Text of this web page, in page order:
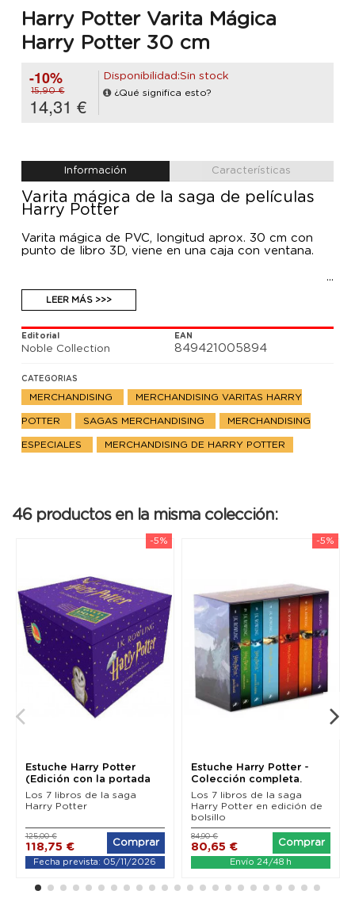
Harry Potter Varita Mágica
Harry Potter 30 cm
-10%
15,90 €
14,31 €
Disponibilidad:Sin stock
¿Qué significa esto?
Información Características
Varita mágica de la saga de películas
Harry Potter
Varita mágica de PVC, longitud aprox. 30 cm con
punto de libro 3D, viene en una caja con ventana.
LEER MÁS >>>
Editorial
Noble Collection
EAN
849421005894
CATEGORIAS
MERCHANDISING MERCHANDISING VARITAS HARRY
POTTER SAGAS MERCHANDISING MERCHANDISING
ESPECIALES MERCHANDISING DE HARRY POTTER
46 productos en la misma colección:
-5%
Estuche Harry Potter
(Edición con la portada
ilustrada por...
Los 7 libros de la saga
Harry Potter
118,75 €
125,00 €
Comprar
Fecha prevista: 05/11/2026
-5%
Estuche Harry Potter -
Colección completa.
Los 7 libros de la saga
Harry Potter en edición de
bolsillo
80,65 €
84,90 €
Comprar
Envío 24/48 h